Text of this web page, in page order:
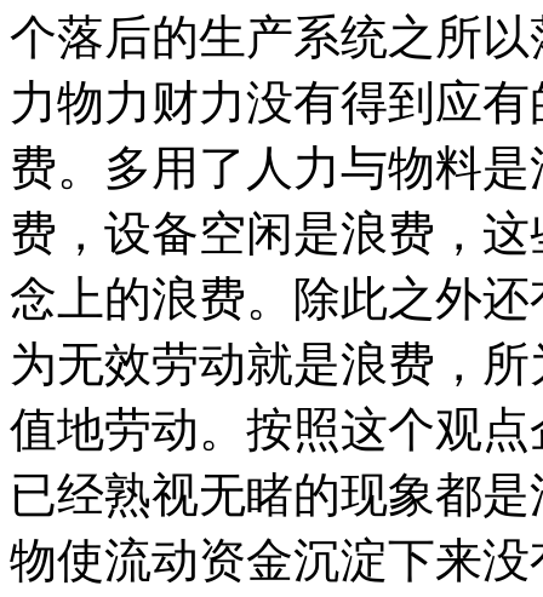
个落后的生产系统之所
力物力财力没有得到应
费。多用了人力与物料
费，设备空闲是浪费，
念上的浪费。除此之外
为无效劳动就是浪费，
值地劳动。按照这个观
已经熟视无睹的现象都
物使流动资金沉淀下来